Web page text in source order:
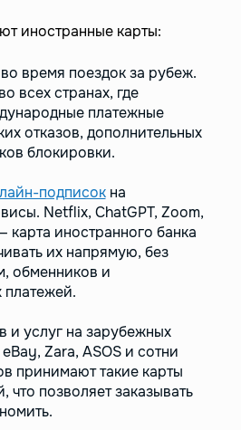
иностранные карты:
время поездок за рубеж.
всех странах, где
платежные
отказов, дополнительных
блокировки.
подписокна
Netflix, ChatGPT, Zoom,
карта иностранного банка
их напрямую, без
обменников и
платежей.
и услуг на зарубежных
Zara, ASOS и сотни
принимают такие карты
что позволяет заказывать